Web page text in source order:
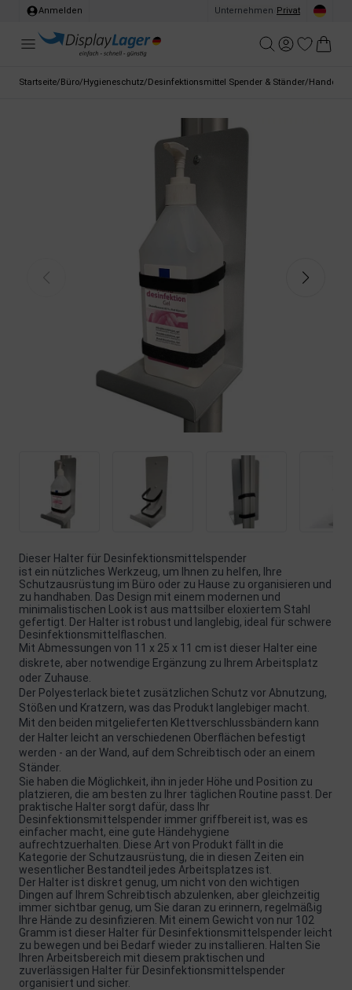
Anmelden Unternehmen Privat
Startseite/Büro/Hygieneschutz/Desinfektionsmittel Spender & Ständer/
Dieser Halter für Desinfektionsmittelspender
ist ein nützliches Werkzeug, um Ihnen zu helfen, Ihre
Schutzausrüstung im Büro oder zu Hause zu organisieren und
zu handhaben. Das Design mit einem modernen und
minimalistischen Look ist aus mattsilber eloxiertem Stahl
gefertigt. Der Halter ist robust und langlebig, ideal für schwere
Desinfektionsmittelflaschen.
Mit Abmessungen von 11 x 25 x 11 cm ist dieser Halter eine
diskrete, aber notwendige Ergänzung zu Ihrem Arbeitsplatz
oder Zuhause.
Der Polyesterlack bietet zusätzlichen Schutz vor Abnutzung,
Stößen und Kratzern, was das Produkt langlebiger macht.
Mit den beiden mitgelieferten Klettverschlussbändern kann
der Halter leicht an verschiedenen Oberflächen befestigt
werden - an der Wand, auf dem Schreibtisch oder an einem
Ständer.
Sie haben die Möglichkeit, ihn in jeder Höhe und Position zu
platzieren, die am besten zu Ihrer täglichen Routine passt. Der
praktische Halter sorgt dafür, dass Ihr
Desinfektionsmittelspender immer griffbereit ist, was es
einfacher macht, eine gute Händehygiene
aufrechtzuerhalten. Diese Art von Produkt fällt in die
Kategorie der Schutzausrüstung, die in diesen Zeiten ein
wesentlicher Bestandteil jedes Arbeitsplatzes ist.
Der Halter ist diskret genug, um nicht von den wichtigen
Dingen auf Ihrem Schreibtisch abzulenken, aber gleichzeitig
immer sichtbar genug, um Sie daran zu erinnern, regelmäßig
Ihre Hände zu desinfizieren. Mit einem Gewicht von nur 102
Gramm ist dieser Halter für Desinfektionsmittelspender leicht
zu bewegen und bei Bedarf wieder zu installieren. Halten Sie
Ihren Arbeitsbereich mit diesem praktischen und
zuverlässigen Halter für Desinfektionsmittelspender
organisiert und sicher.